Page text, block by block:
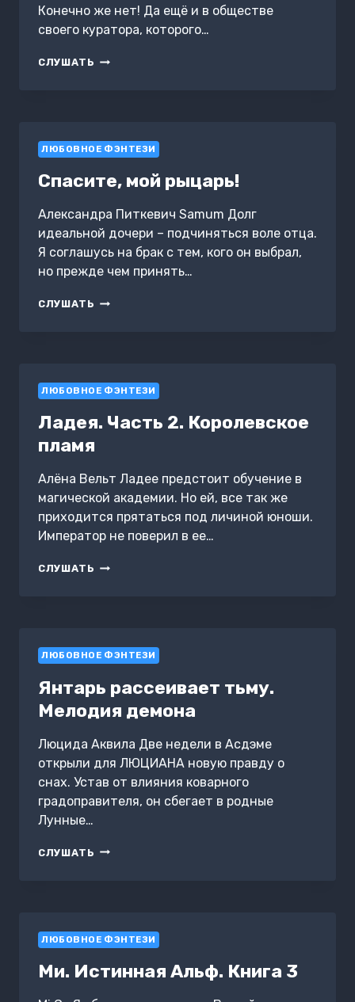
Конечно же нет! Да ещё и в обществе
своего куратора, которого…
СЛУШАТЬ АКАДЕМИЯ
ЛЮБОВНОЕ ФЭНТЕЗИ
Спасите, мой рыцарь!
Александра Питкевич Samum Долг
идеальной дочери – подчиняться воле отца.
Я соглашусь на брак с тем, кого он выбрал,
но прежде чем принять…
СЛУШАТЬ СПАСИТЕ,
ЛЮБОВНОЕ ФЭНТЕЗИ
Ладея. Часть 2. Королевское
пламя
Алёна Вельт Ладее предстоит обучение в
магической академии. Но ей, все так же
приходится прятаться под личиной юноши.
Император не поверил в ее…
СЛУШАТЬ ЛАДЕЯ.
ЛЮБОВНОЕ ФЭНТЕЗИ
Янтарь рассеивает тьму.
Мелодия демона
Люцида Аквила Две недели в Асдэме
открыли для ЛЮЦИАНА новую правду о
снах. Устав от влияния коварного
градоправителя, он сбегает в родные
Лунные…
СЛУШАТЬ ЯНТАРЬ
ЛЮБОВНОЕ ФЭНТЕЗИ
Ми. Истинная Альф. Книга 3